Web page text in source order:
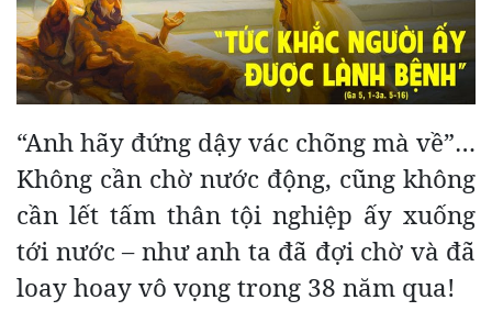
“Anh hãy đứng dậy vác chõng mà về”…
Không cần chờ nước động, cũng không
cần lết tấm thân tội nghiệp ấy xuống
tới nước – như anh ta đã đợi chờ và đã
loay hoay vô vọng trong 38 năm qua!